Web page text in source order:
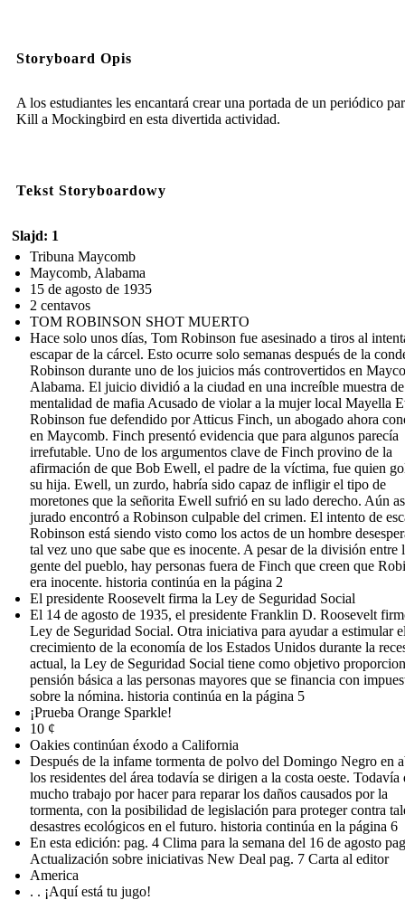
Storyboard Opis
A los estudiantes les encantará crear una portada de un periódico
Kill a Mockingbird en esta divertida actividad.
Tekst Storyboardowy
Slajd: 1
Tribuna Maycomb
Maycomb, Alabama
15 de agosto de 1935
2 centavos
TOM ROBINSON SHOT MUERTO
Hace solo unos días, Tom Robinson fue asesinado a tiros al
escapar de la cárcel. Esto ocurre solo semanas después de la
Robinson durante uno de los juicios más controvertidos en
Alabama. El juicio dividió a la ciudad en una increíble muestra de
mentalidad de mafia Acusado de violar a la mujer local Mayella
Robinson fue defendido por Atticus Finch, un abogado ahora
en Maycomb. Finch presentó evidencia que para algunos parecía
irrefutable. Uno de los argumentos clave de Finch provino de la
afirmación de que Bob Ewell, el padre de la víctima, fue quien
su hija. Ewell, un zurdo, habría sido capaz de infligir el tipo de
moretones que la señorita Ewell sufrió en su lado derecho. Aún
jurado encontró a Robinson culpable del crimen. El intento de
Robinson está siendo visto como los actos de un hombre
tal vez uno que sabe que es inocente. A pesar de la división entre
gente del pueblo, hay personas fuera de Finch que creen que
era inocente. historia continúa en la página 2
El presidente Roosevelt firma la Ley de Seguridad Social
El 14 de agosto de 1935, el presidente Franklin D. Roosevelt
Ley de Seguridad Social. Otra iniciativa para ayudar a estimular
crecimiento de la economía de los Estados Unidos durante la
actual, la Ley de Seguridad Social tiene como objetivo
pensión básica a las personas mayores que se financia con
sobre la nómina. historia continúa en la página 5
¡Prueba Orange Sparkle!
10 ¢
Oakies continúan éxodo a California
Después de la infame tormenta de polvo del Domingo Negro en
los residentes del área todavía se dirigen a la costa oeste. Todavía
mucho trabajo por hacer para reparar los daños causados por la
tormenta, con la posibilidad de legislación para proteger contra
desastres ecológicos en el futuro. historia continúa en la página 6
En esta edición: pag. 4 Clima para la semana del 16 de agosto
Actualización sobre iniciativas New Deal pag. 7 Carta al editor
America
. . ¡Aquí está tu jugo!